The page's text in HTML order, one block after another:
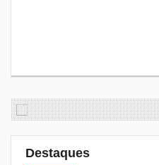
Destaques